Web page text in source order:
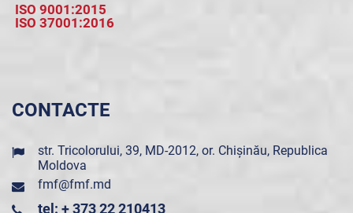
ISO 9001:2015
ISO 37001:2016
CONTACTE
str. Tricolorului, 39, MD-2012, or. Chișinău, Republica
Moldova
fmf@fmf.md
tel: + 373 22 210413